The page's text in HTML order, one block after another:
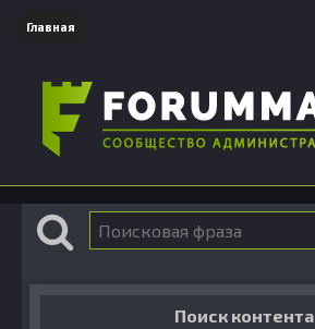
Главная
Поиск контента